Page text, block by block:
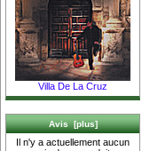
Villa De La Cruz
Avis [plus]
Il n'y a actuellement aucun